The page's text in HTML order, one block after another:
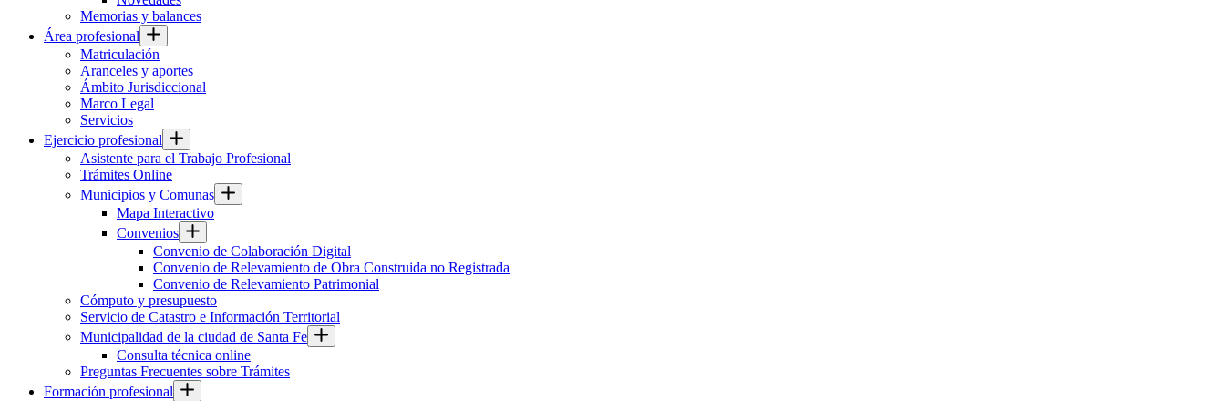
Memorias y balances
Área profesional
Matriculación
Aranceles y aportes
Ámbito Jurisdiccional
Marco Legal
Servicios
Ejercicio profesional
Asistente para el Trabajo Profesional
Trámites Online
Municipios y Comunas
Mapa Interactivo
Convenios
Convenio de Colaboración Digital
Convenio de Relevamiento de Obra Construida no Registrada
Convenio de Relevamiento Patrimonial
Cómputo y presupuesto
Servicio de Catastro e Información Territorial
Municipalidad de la ciudad de Santa Fe
Consulta técnica online
Preguntas Frecuentes sobre Trámites
Formación profesional